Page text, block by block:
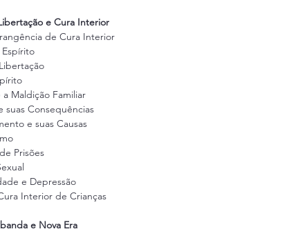
e Cura Interior
de Cura Interior
Maldição Familiar
suas Consequências
e suas Causas
Prisões
e Depressão
Interior de Crianças
e Nova Era